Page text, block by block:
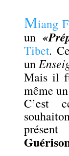
Miang
un
Tibet.
un
Mais il
même un
C’est